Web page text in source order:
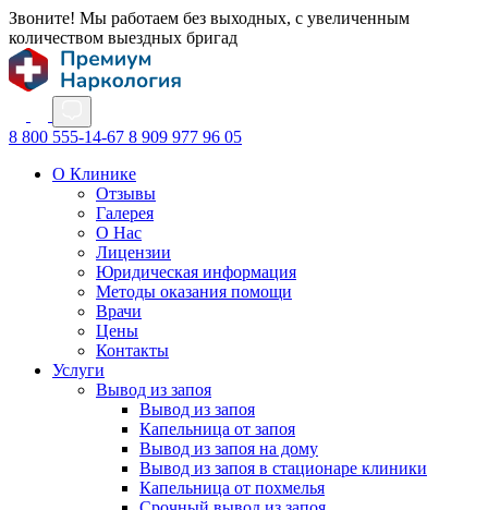
Звоните! Мы работаем без выходных, с увеличенным
количеством выездных бригад
8 800 555-14-67 8 909 977 96 05
О Клинике
Отзывы
Галерея
О Нас
Лицензии
Юридическая информация
Методы оказания помощи
Врачи
Цены
Контакты
Услуги
Вывод из запоя
Вывод из запоя
Капельница от запоя
Вывод из запоя на дому
Вывод из запоя в стационаре клиники
Капельница от похмелья